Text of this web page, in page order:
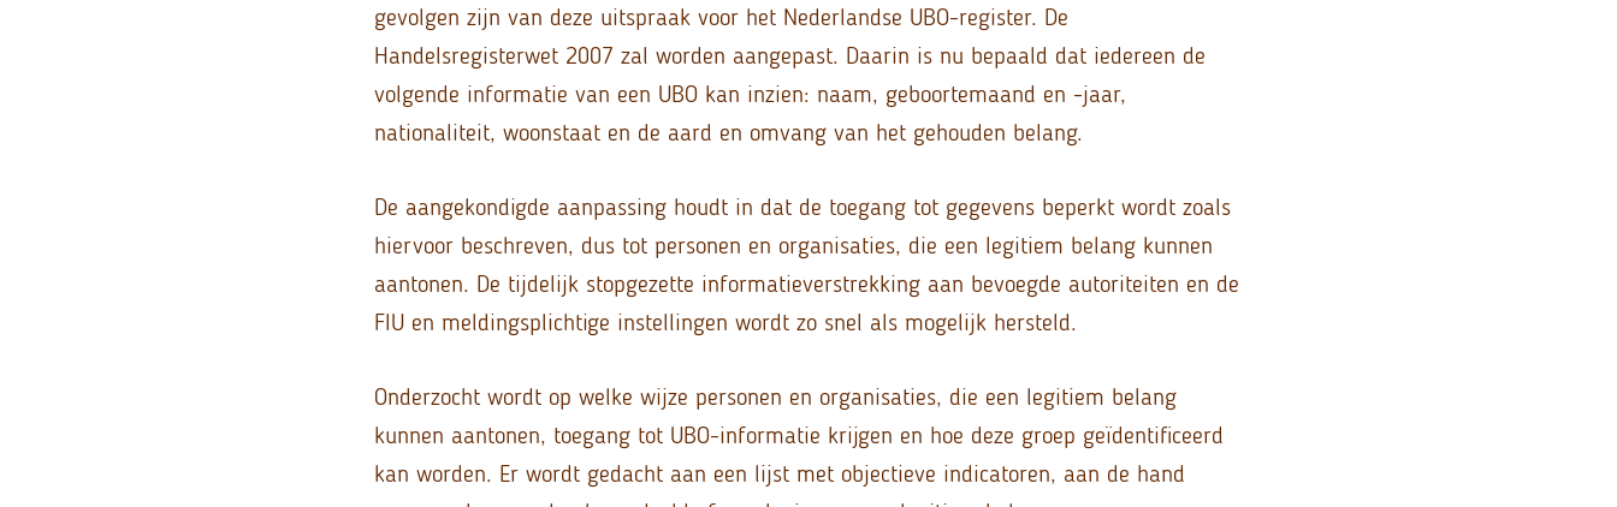
gevolgen zijn van deze uitspraak voor het Nederlandse UBO-register. De
Handelsregisterwet 2007 zal worden aangepast. Daarin is nu bepaald dat iedereen de
volgende informatie van een UBO kan inzien: naam, geboortemaand en -jaar,
nationaliteit, woonstaat en de aard en omvang van het gehouden belang.
De aangekondigde aanpassing houdt in dat de toegang tot gegevens beperkt wordt zoals
hiervoor beschreven, dus tot personen en organisaties, die een legitiem belang kunnen
aantonen. De tijdelijk stopgezette informatieverstrekking aan bevoegde autoriteiten en de
FIU en meldingsplichtige instellingen wordt zo snel als mogelijk hersteld.
Onderzocht wordt op welke wijze personen en organisaties, die een legitiem belang
kunnen aantonen, toegang tot UBO-informatie krijgen en hoe deze groep geïdentificeerd
kan worden. Er wordt gedacht aan een lijst met objectieve indicatoren, aan de hand